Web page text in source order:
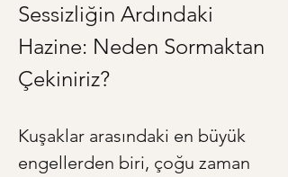
Sessizliğin Ardındaki
Hazine: Neden Sormaktan
Çekiniriz?
Kuşaklar arasındaki en büyük
engellerden biri, çoğu zaman